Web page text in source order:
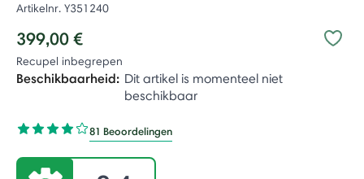
Artikelnr. Y351240
399,00 €
Recupel inbegrepen
Beschikbaarheid: Dit artikel is momenteel niet
beschikbaar
81 Beoordelingen